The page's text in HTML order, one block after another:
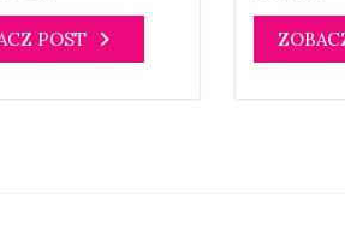
POST